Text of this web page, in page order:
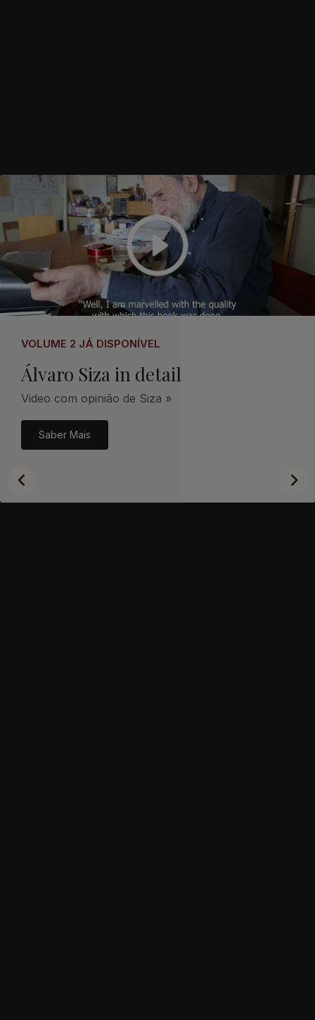
VOLUME 2 JÁ DISPONÍVEL
Álvaro Siza in detail
Video com opinião de Siza »
Saber Mais